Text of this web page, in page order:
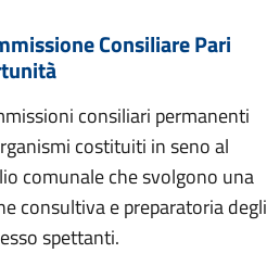
Consiliare Pari
consiliari permanenti
costituiti in seno al
comunale che svolgono una
consultiva e preparatoria degli
spettanti.